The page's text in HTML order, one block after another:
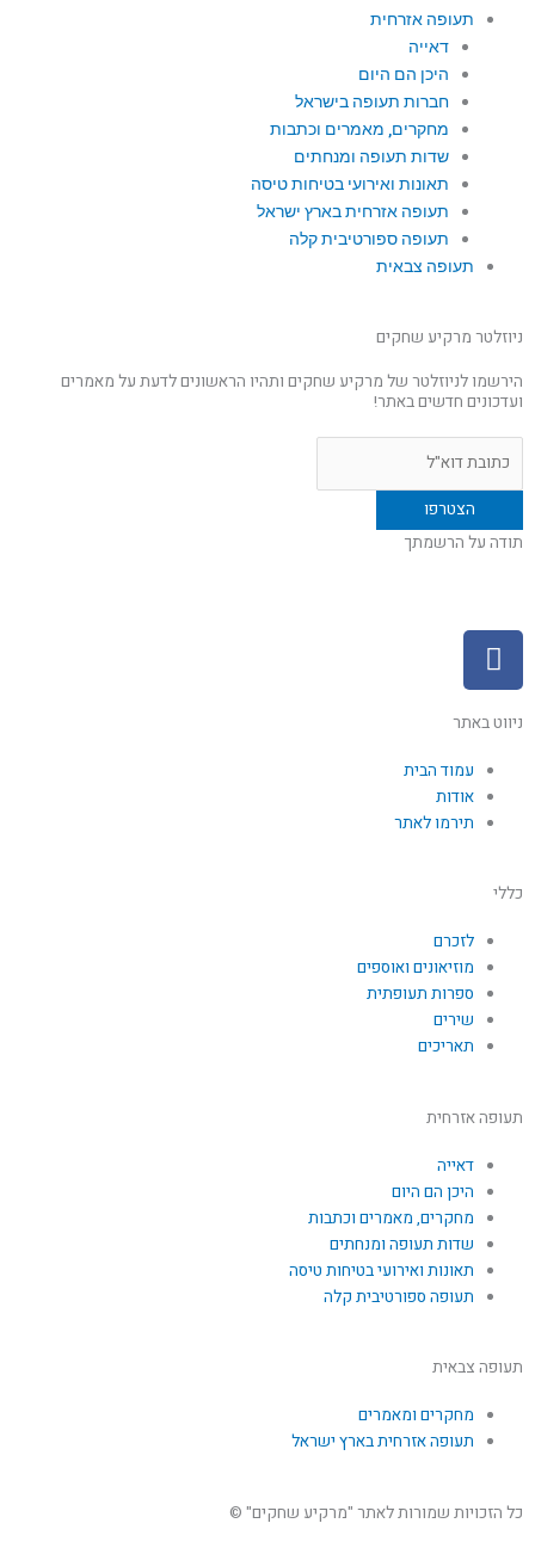
תעופה אזרחית
דאייה
היכן הם היום
חברות תעופה בישראל
מחקרים, מאמרים וכתבות
שדות תעופה ומנחתים
תאונות ואירועי בטיחות טיסה
תעופה אזרחית בארץ ישראל
תעופה ספורטיבית קלה
תעופה צבאית
ניוזלטר מרקיע שחקים
הירשמו לניוזלטר של מרקיע שחקים ותהיו הראשונים לדעת על מאמרים
ועדכונים חדשים באתר!
תודה על הרשמתך
F
a
c
e
b
o
o
ניווט באתר
עמוד הבית
אודות
תירמו לאתר
כללי
לזכרם
מוזיאונים ואוספים
ספרות תעופתית
שירים
תאריכים
תעופה אזרחית
דאייה
היכן הם היום
מחקרים, מאמרים וכתבות
שדות תעופה ומנחתים
תאונות ואירועי בטיחות טיסה
תעופה ספורטיבית קלה
תעופה צבאית
מחקרים ומאמרים
תעופה אזרחית בארץ ישראל
כל הזכויות שמורות לאתר "מרקיע שחקים" ©